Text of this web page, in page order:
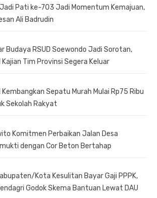
Jadi Pati ke-703 Jadi Momentum Kemajuan,
Ali Badrudin
Budaya RSUD Soewondo Jadi Sorotan,
Kajian Tim Provinsi Segera Keluar
Kembangkan Sepatu Murah Mulai Rp75 Ribu
Sekolah Rakyat
Komitmen Perbaikan Jalan Desa
dengan Cor Beton Bertahap
Kota Kesulitan Bayar Gaji PPPK,
Godok Skema Bantuan Lewat DAU